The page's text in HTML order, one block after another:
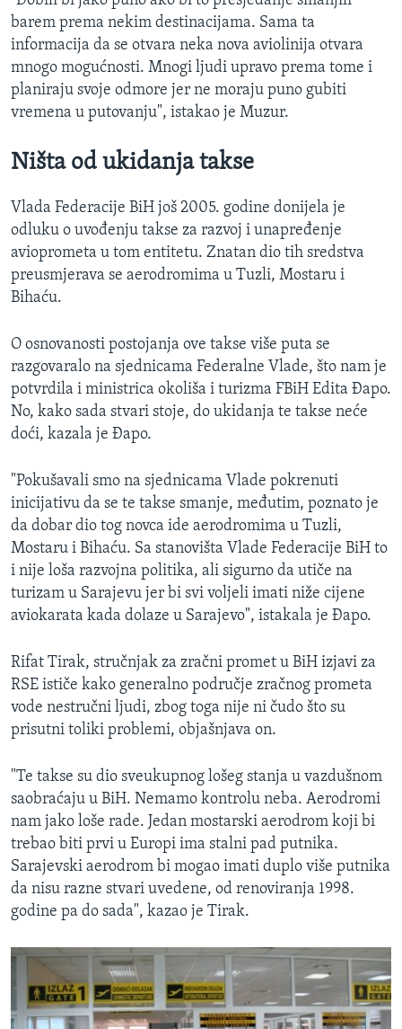
barem prema nekim destinacijama. Sama ta
informacija da se otvara neka nova aviolinija otvara
mnogo mogućnosti. Mnogi ljudi upravo prema tome i
planiraju svoje odmore jer ne moraju puno gubiti
vremena u putovanju", istakao je Muzur.
Ništa od ukidanja takse
Vlada Federacije BiH još 2005. godine donijela je
odluku o uvođenju takse za razvoj i unapređenje
avioprometa u tom entitetu. Znatan dio tih sredstva
preusmjerava se aerodromima u Tuzli, Mostaru i
Bihaću.
O osnovanosti postojanja ove takse više puta se
razgovaralo na sjednicama Federalne Vlade, što nam je
potvrdila i ministrica okoliša i turizma FBiH Edita Đapo.
No, kako sada stvari stoje, do ukidanja te takse neće
doći, kazala je Đapo.
"Pokušavali smo na sjednicama Vlade pokrenuti
inicijativu da se te takse smanje, međutim, poznato je
da dobar dio tog novca ide aerodromima u Tuzli,
Mostaru i Bihaću. Sa stanovišta Vlade Federacije BiH to
i nije loša razvojna politika, ali sigurno da utiče na
turizam u Sarajevu jer bi svi voljeli imati niže cijene
aviokarata kada dolaze u Sarajevo", istakala je Đapo.
Rifat Tirak, stručnjak za zračni promet u BiH izjavi za
RSE ističe kako generalno područje zračnog prometa
vode nestručni ljudi, zbog toga nije ni čudo što su
prisutni toliki problemi, objašnjava on.
"Te takse su dio sveukupnog lošeg stanja u vazdušnom
saobraćaju u BiH. Nemamo kontrolu neba. Aerodromi
nam jako loše rade. Jedan mostarski aerodrom koji bi
trebao biti prvi u Europi ima stalni pad putnika.
Sarajevski aerodrom bi mogao imati duplo više putnika
da nisu razne stvari uvedene, od renoviranja 1998.
godine pa do sada", kazao je Tirak.